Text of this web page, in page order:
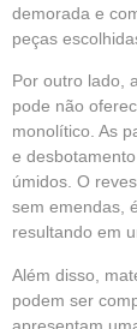
demorada e
peças
Por outro lado,
pode não
monolítico. As
e
úmidos. O
sem emendas,
resultando em
Além disso,
podem ser